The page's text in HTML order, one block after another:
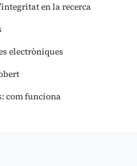
en la recerca
electròniques
com funciona